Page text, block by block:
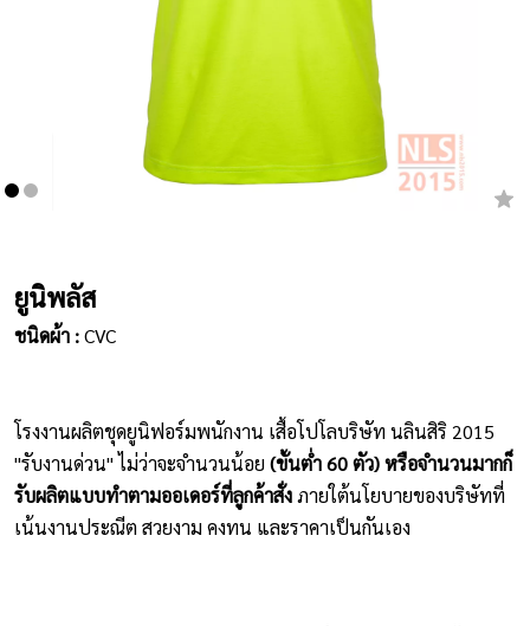
หมวก
ชุดหมี
ตัวอย่างปกเสื้อโปโล
ตัวอย่างแขนเสื้อโปโล
ยูนิพลัส
ชนิดผ้า :CVC
โรงงานผลิตชุดยูนิฟอร์มพนักงาน เสื้อโปโลบริษัท นลินสิริ 2015
"รับงานด่วน" ไม่ว่าจะจำนวนน้อย (ขั้นต่ำ 60 ตัว) หรือจำนวนมากก็
รับผลิตแบบทำตามออเดอร์ที่ลูกค้าสั่งภายใต้นโยบายของบริษัทที่
เน้นงานประณีต สวยงาม คงทน และราคาเป็นกันเอง